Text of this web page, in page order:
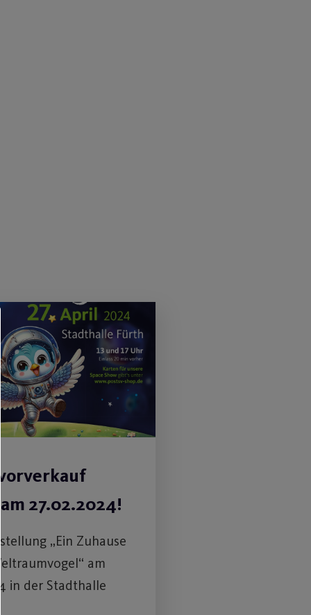
27.02.2024!
„Ein Zuhause
am
in der Stadthalle